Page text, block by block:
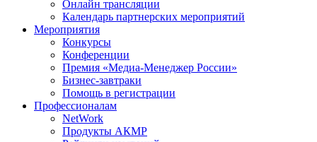
Онлайн трансляции
Календарь партнерских мероприятий
Мероприятия
Конкурсы
Конференции
Премия «Медиа-Менеджер России»
Бизнес-завтраки
Помощь в регистрации
Профессионалам
NetWork
Продукты АКМР